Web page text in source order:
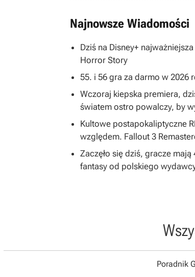
Najnowsze Wiadomości
Dziś na Disney+
Horror Story
55. i 56 gra za darmo w 2026
Wczoraj kiepska premiera,
światem ostro powalczy, by
Kultowe postapokaliptyczne
względem. Fallout 3
Zaczęło się dziś, gracze
fantasy od polskiego
Poradnik